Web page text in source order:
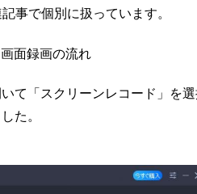
事で個別に扱っています。
面録画の流れ
て「スクリーンレコード」を
た。